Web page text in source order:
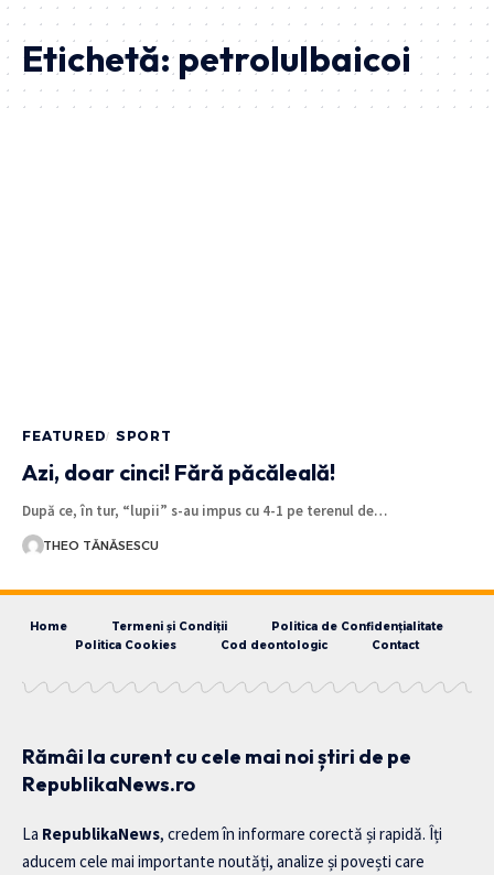
Etichetă:petrolulbaicoi
FEATURED SPORT
Azi, doar cinci! Fără păcăleală!
După ce, în tur, “lupii” s-au impus cu 4-1 pe terenul de…
THEO TĂNĂSESCU
Home Termeni și Condiții
Politica de Confidențialitate
Politica Cookies
Cod deontologic Contact
Rămâi la curent cu cele mai noi știri de pe
RepublikaNews.ro
La RepublikaNews, credem în informare corectă și rapidă. Îți
aducem cele mai importante noutăți, analize și povești care